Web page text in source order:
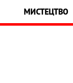
МИСТЕЦТВО